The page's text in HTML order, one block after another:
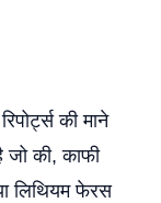
की माने
की, काफी
लिथियम फेरस